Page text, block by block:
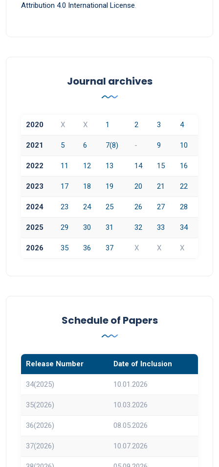
Attribution 4.0 International License.
Journal archives
2020 X X 1 2 3 4
2021 5 6 7(8) - 9 10
2022 11 12 13 14 15 16
2023 17 18 19 20 21 22
2024 23 24 25 26 27 28
2025 29 30 31 32 33 34
2026 35 36 37 X X X
Schedule of Papers
Release Number Date of Inclusion
34(2025) 10.01.2026
35(2026) 10.03.2026
36(2026) 08.05.2026
37(2026) 10.07.2026